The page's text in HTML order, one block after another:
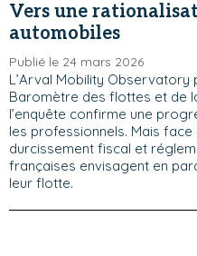
Vers une
automobiles
Publié le 24 mars 2026
L’Arval Mobility Observatory
Baromètre des flottes et de
l’enquête confirme une
les professionnels. Mais face
durcissement fiscal et
françaises envisagent en
leur flotte.